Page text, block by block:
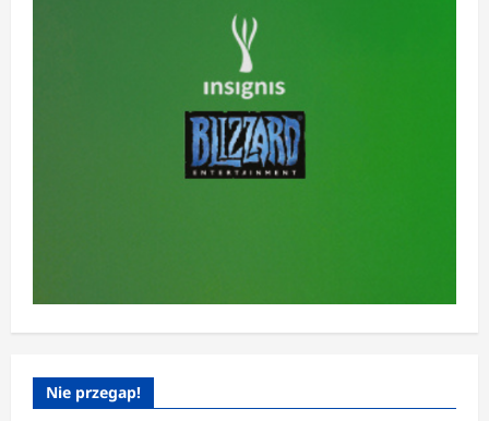
Nie przegap!